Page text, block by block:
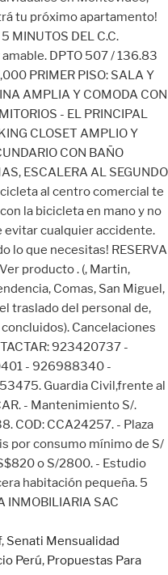
, Senati Mensualidad
Perú, Propuestas Para